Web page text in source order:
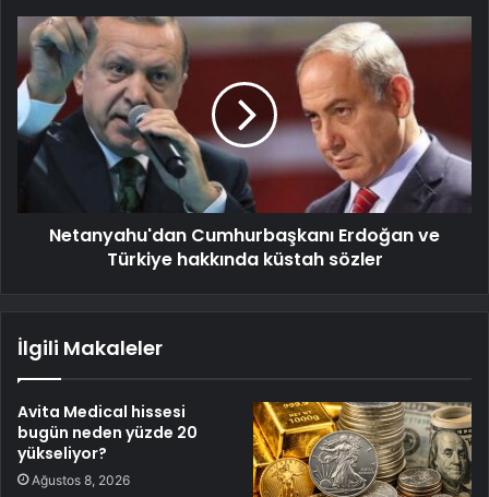
Netanyahu'dan Cumhurbaşkanı Erdoğan ve
Türkiye hakkında küstah sözler
İlgili Makaleler
Avita Medical hissesi
bugün neden yüzde 20
yükseliyor?
Ağustos 8, 2026